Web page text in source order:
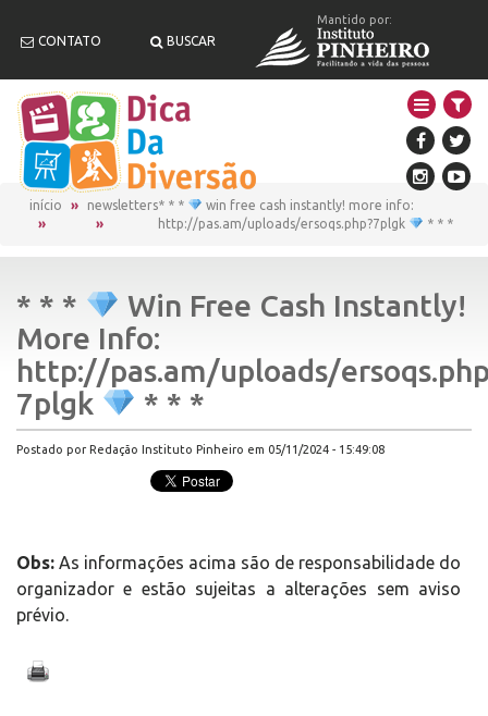
CONTATO BUSCAR
Mantido por:
início newsletters* * *
win free cash instantly! more info:
http://pas.am/uploads/ersoqs.php?7plgk
* * *
* * *
Win Free Cash Instantly!
More Info:
http://pas.am/uploads/
7plgk
* * *
Postado por Redação Instituto Pinheiro em 05/11/2024 - 15:49:08
Obs: As informações acima são de responsabilidade do
organizador e estão sujeitas a alterações sem aviso
prévio.